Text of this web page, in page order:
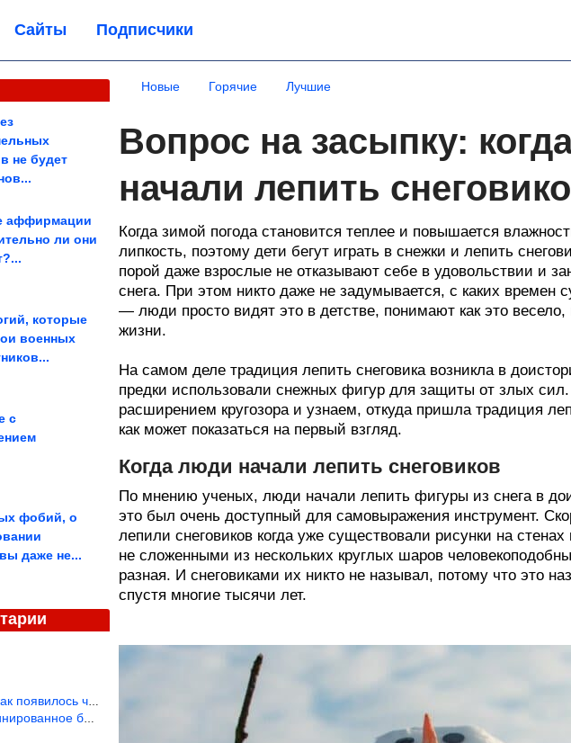
Сайты Подписчики
не будет
аффирмации
ли они
которые
военных
с
фобий, о
даже не...
и для чего оно сущ
умирает существенно ча
Новые Горячие Лучшие
Вопрос на засыпку:
начали лепить
Когда зимой погода становится теплее и повышается
липкость, поэтому дети бегут играть в снежки и лепить
порой даже взрослые не отказывают себе в удовольствии и
снега. При этом никто даже не задумывается, с каких времен
— люди просто видят это в детстве, понимают как это
жизни.
На самом деле традиция лепить снеговика возникла в
предки использовали снежных фигур для защиты от злых
расширением кругозора и узнаем, откуда пришла традиция
как может показаться на первый взгляд.
Когда люди начали лепить снеговиков
По мнению ученых, люди начали лепить фигуры из снега в
это был очень доступный для самовыражения инструмент.
лепили снеговиков когда уже существовали рисунки на
не сложенными из нескольких круглых шаров
разная. И снеговиками их никто не называл, потому что это
спустя многие тысячи лет.